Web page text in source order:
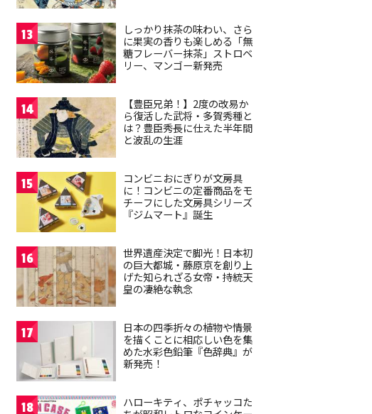
13
しっかり抹茶の味わい、さら
に果実の香りも楽しめる「無
糖フレーバー抹茶」ストロベ
リー、マンゴー新発売
14
【豊臣兄弟！】2度の改易か
ら復活した武将・多賀秀種と
は？豊臣秀長に仕えた半年間
と波乱の生涯
15
コンビニおにぎりが文房具
に！コンビニの定番商品をモ
チーフにした文房具シリーズ
『ジムマート』誕生
16
世界遺産決定で脚光！日本初
の巨大都城・藤原京を創り上
げた知られざる女帝・持統天
皇の凄絶な執念
17
日本の四季折々の植物や情景
を描くことに相応しい色を集
めた水彩色鉛筆『色辞典』が
新発売！
18
ハローキティ、ポチャッコた